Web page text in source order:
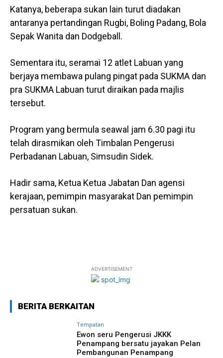
Katanya, beberapa sukan lain turut diadakan
antaranya pertandingan Rugbi, Boling Padang, Bola
Sepak Wanita dan Dodgeball.
Sementara itu, seramai 12 atlet Labuan yang
berjaya membawa pulang pingat pada SUKMA dan
pra SUKMA Labuan turut diraikan pada majlis
tersebut.
Program yang bermula seawal jam 6.30 pagi itu
telah dirasmikan oleh Timbalan Pengerusi
Perbadanan Labuan, Simsudin Sidek.
Hadir sama, Ketua Ketua Jabatan Dan agensi
kerajaan, pemimpin masyarakat Dan pemimpin
persatuan sukan.
ADVERTISEMENT
BERITA BERKAITAN
Tempatan
Ewon seru Pengerusi JKKK
Penampang bersatu jayakan Pelan
Pembangunan Penampang